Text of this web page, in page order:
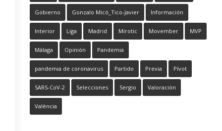
Gobierno Gonzalo Micó_Tico-Javier Información
Interior Liga Madrid Mirotic Movember MVP
Málaga Opinión Pandemia
pandemia de coronavirus Partido Previa Pívot
SARS-CoV-2 Selecciones Sergio Valoración
València